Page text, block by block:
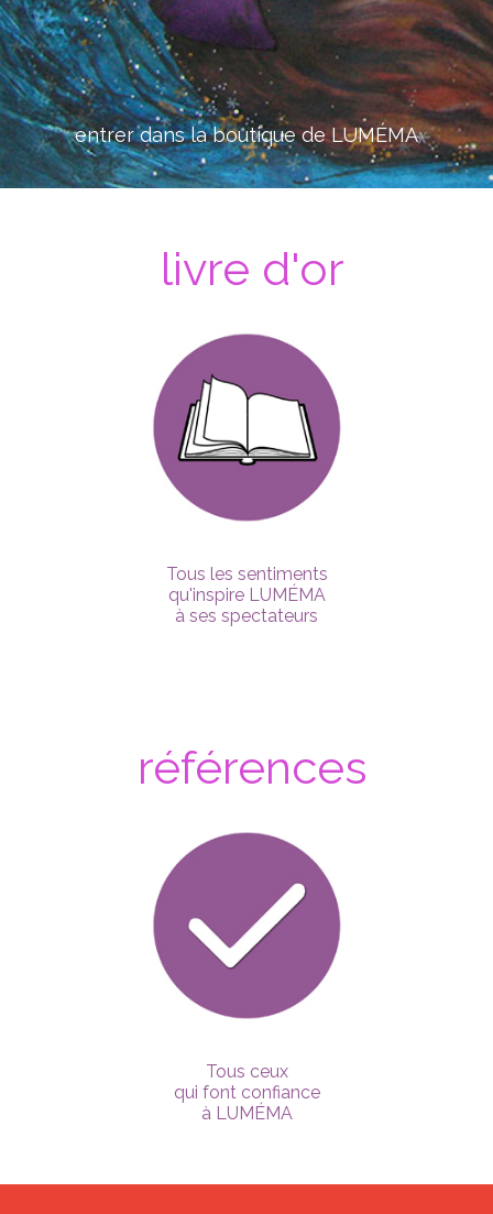
entrer dans la boutique de LUMÉMA
livre d'or
Tous les sentiments
qu'inspire LUMÉMA
à ses spectateurs
références
Tous ceux
qui font confiance
à LUMÉMA